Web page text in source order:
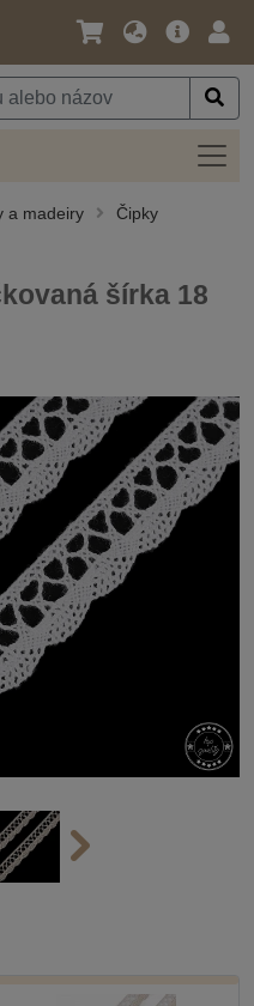
Jazyk
Mena
Hlavná
a madeiry
Čipky
šírka 18